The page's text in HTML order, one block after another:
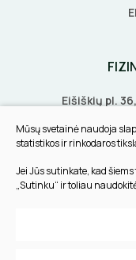
Eišiškių pl.
Tilžės
Mūsų svetainė naudoja
statistikos ir rinkodaros
Jei Jūs sutinkate, kad
„Sutinku“ ir toliau